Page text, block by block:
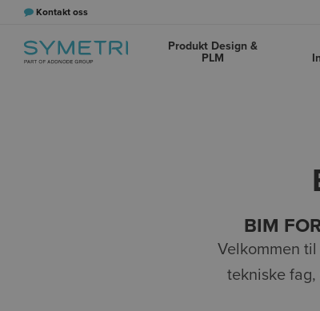
Kontakt oss
Produkt Design &
PLM
BIM
Velkommen
tekniske